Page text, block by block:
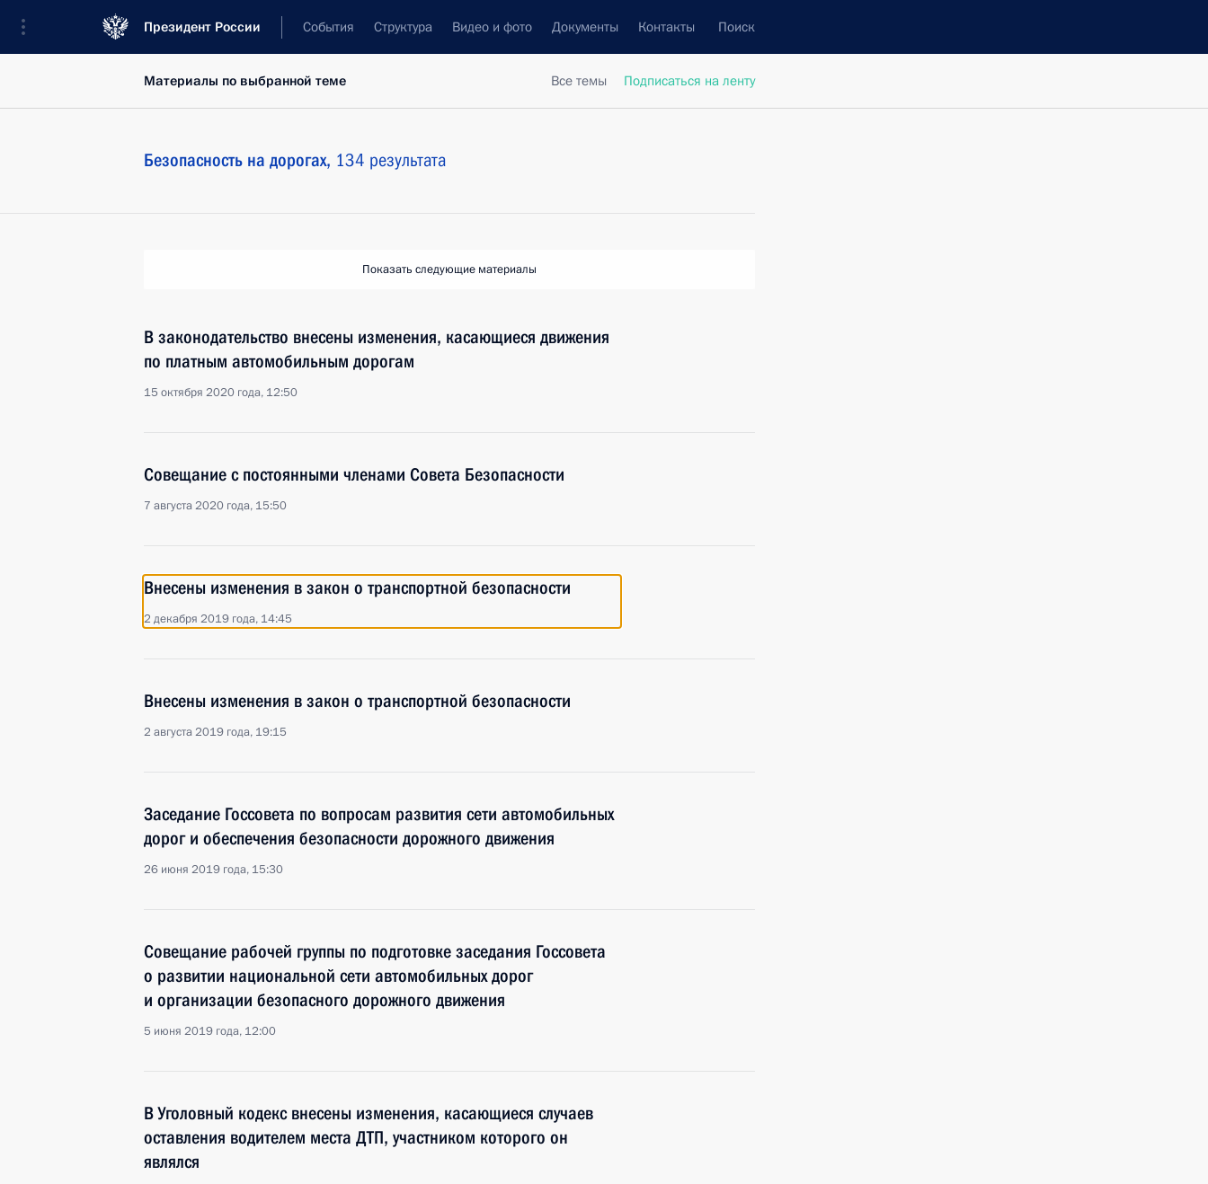
Президент России События Структура Видео и фото Документы Контакты Поиск
Все темы Подписаться на ленту
Материалы по выбранной теме
Безопасность на дорогах, 134 результата
Показать следующие материалы
В законодательство внесены изменения, касающиеся движения
по платным автомобильным дорогам
15 октября 2020 года, 12:50
Совещание с постоянными членами Совета Безопасности
7 августа 2020 года, 15:50
Внесены изменения в закон о транспортной безопасности
2 декабря 2019 года, 14:45
Внесены изменения в закон о транспортной безопасности
2 августа 2019 года, 19:15
Заседание Госсовета по вопросам развития сети автомобильных
дорог и обеспечения безопасности дорожного движения
26 июня 2019 года, 15:30
Совещание рабочей группы по подготовке заседания Госсовета
о развитии национальной сети автомобильных дорог
и организации безопасного дорожного движения
5 июня 2019 года, 12:00
В Уголовный кодекс внесены изменения, касающиеся случаев
оставления водителем места ДТП, участником которого он
являлся